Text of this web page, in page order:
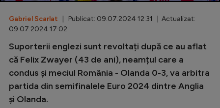
Champions League
Europa League
Conference League
Gabriel Scarlat | Publicat: 09.07.2024 12:31 | Actualizat:
09.07.2024 17:02
Suporterii englezi sunt revoltați după ce au aflat
că Felix Zwayer (43 de ani), neamțul care a
condus și meciul România - Olanda 0-3, va arbitra
partida din semifinalele Euro 2024 dintre Anglia
și Olanda.